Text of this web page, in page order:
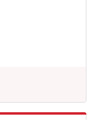
者（患者様）の問診
） ※検体処理に関し
・症例報告書の作成
オフィス内の事務業